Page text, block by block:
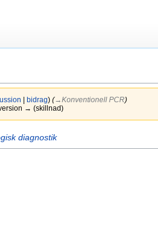
bidrag) (→‎Konventionell PCR)
→ (skillnad)
diagnostik